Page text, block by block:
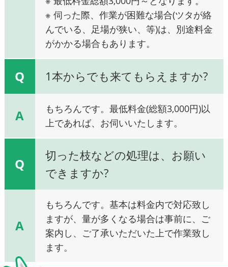
※ 伺った際、作業が困難な場合(ツタが絡
んでいる、足場が狭い、等)は、別途料金
がかかる場合もあります。
Q 1本からでも来てもらえますか?
A
もちろんです。最低料金(総額3,000円)以
上であれば、お伺いいたします。
Q
切った枝などの処理は、お願い
できますか?
A
もちろんです。基本は料金内で対応致し
ますが、量が多くなる場合は事前に、ご
案内し、ご了承いただいた上で作業致し
ます。